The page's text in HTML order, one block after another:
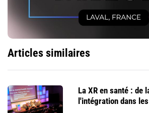
Articles similaires
La XR en santé : de
l'intégration dans